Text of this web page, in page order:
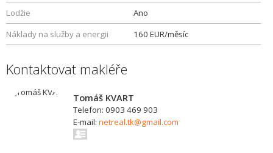
Lodžie
Ano
Náklady na služby a energii
160 EUR/měsíc
Kontaktovat makléře
Tomáš KVART
Telefon: 0903 469 903
E-mail: netreal.tk@gmail.com